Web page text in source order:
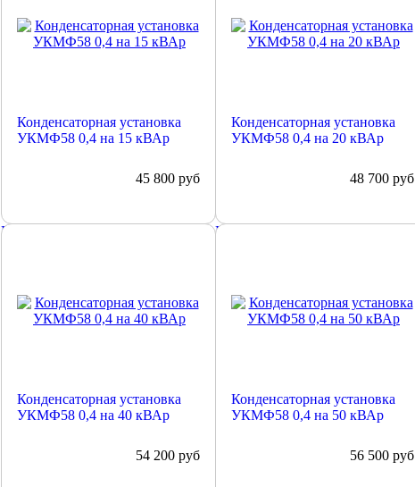
Конденсаторная установка
УКМФ58 0,4 на 15 кВАр
45 800 руб
Конденсаторная установка
УКМФ58 0,4 на 20 кВАр
48 700 руб
Конденсаторная установка
УКМФ58 0,4 на 40 кВАр
54 200 руб
Подробнее
Конденсаторная установка
УКМФ58 0,4 на 50 кВАр
56 500 руб
Подробнее